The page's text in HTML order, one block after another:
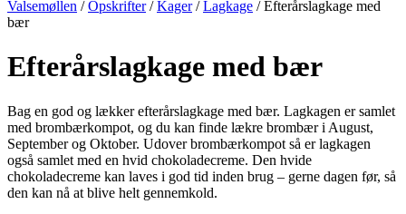
Valsemøllen /Opskrifter/Kager/Lagkage /Efterårslagkage med
bær
Efterårslagkage med bær
Bag en god og lækker efterårslagkage med bær. Lagkagen er samlet
med brombærkompot, og du kan finde lækre brombær i August,
September og Oktober. Udover brombærkompot så er lagkagen
også samlet med en hvid chokoladecreme. Den hvide
chokoladecreme kan laves i god tid inden brug – gerne dagen før, så
den kan nå at blive helt gennemkold.